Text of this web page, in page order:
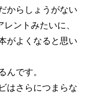
からしょうがない
ントみたいに、
がよくなると思い
んです。
はさらにつまらな